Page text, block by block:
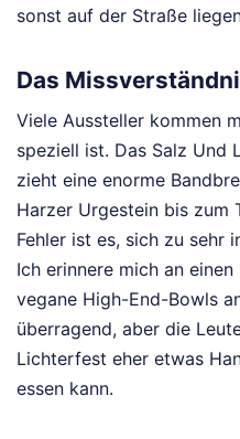
sonst auf der Straße
Das
Viele Aussteller kommen
speziell ist. Das Salz Und
zieht eine enorme
Harzer Urgestein bis zum
Fehler ist es, sich zu sehr
Ich erinnere mich an
vegane High-End-Bowls
überragend, aber die
Lichterfest eher etwas
essen kann.